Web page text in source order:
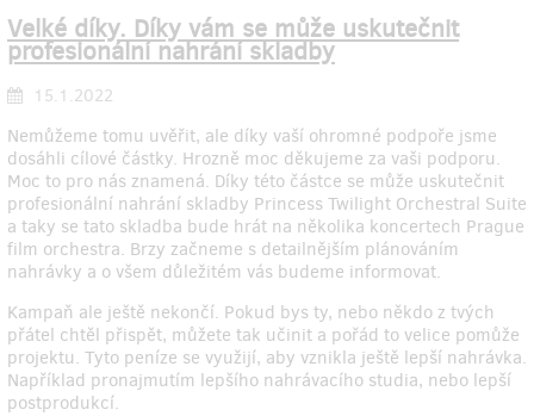
Velké díky. Díky vám se může uskutečnit
profesionální nahrání skladby
15.1.2022
Nemůžeme tomu uvěřit, ale díky vaší ohromné podpoře jsme
dosáhli cílové částky. Hrozně moc děkujeme za vaši podporu.
Moc to pro nás znamená. Díky této částce se může uskutečnit
profesionální nahrání skladby Princess Twilight Orchestral Suite
a taky se tato skladba bude hrát na několika koncertech Prague
film orchestra. Brzy začneme s detailnějším plánováním
nahrávky a o všem důležitém vás budeme informovat.
Kampaň ale ještě nekončí. Pokud bys ty, nebo někdo z tvých
přátel chtěl přispět, můžete tak učinit a pořád to velice pomůže
projektu. Tyto peníze se využijí, aby vznikla ještě lepší nahrávka.
Například pronajmutím lepšího nahrávacího studia, nebo lepší
postprodukcí.